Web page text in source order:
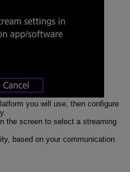
you will use, then configure
the screen to select a streaming
based on your communication